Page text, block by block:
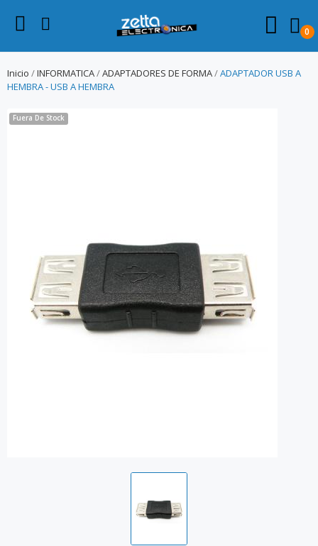
0
Inicio INFORMATICA ADAPTADORES DE FORMA
ADAPTADOR USB A
HEMBRA - USB A HEMBRA
Fuera De Stock